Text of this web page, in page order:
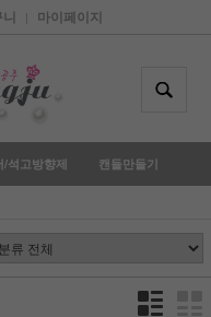
| 마이페이지
/석고방향제 캔들만들기